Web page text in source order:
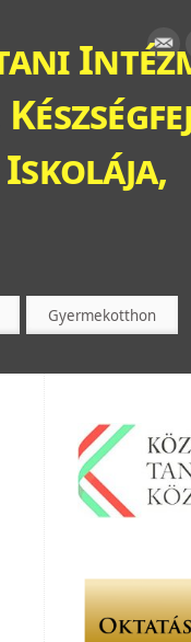
Iskolája,
Gyermekotthon